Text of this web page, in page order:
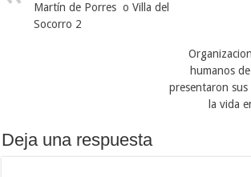
Martín de Porres o Villa del
Socorro 2
humanos
presentaron
la vida
Deja una respuesta